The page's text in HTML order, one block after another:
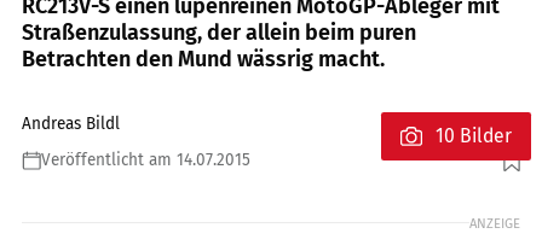
RC213V-S einen lupenreinen MotoGP-Ableger mit
Straßenzulassung, der allein beim puren
Betrachten den Mund wässrig macht.
Andreas Bildl
Veröffentlicht am 14.07.2015
Foto: Honda
10 Bilder
ANZEIGE